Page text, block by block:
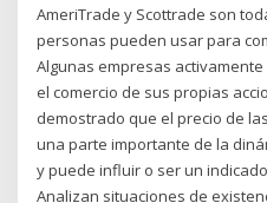
AmeriTrade y Scottrade son
personas pueden usar para
Algunas empresas
el comercio de sus propias
demostrado que el precio de
una parte importante de la
y puede influir o ser un
Analizan situaciones de